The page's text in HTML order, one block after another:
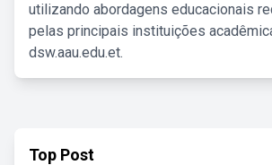
utilizando abordagens educacionais
pelas principais instituições
dsw.aau.edu.et.
Top Post